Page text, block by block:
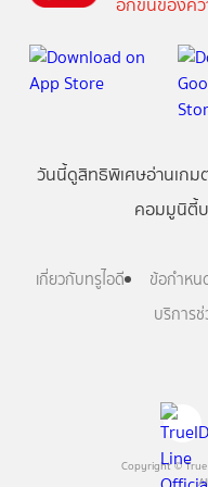
Copyright ©
อีกขั้นของคว
วันนี้ดูสิทธิพิเศษอ่านเกม
คอมมูนิตี้
เกี่ยวกับทรูไอดี ข้อกำหน
บริการช่